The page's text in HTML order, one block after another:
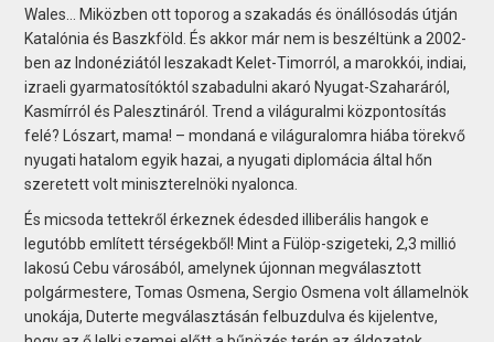
Wales… Miközben ott toporog a szakadás és önállósodás útján
Katalónia és Baszkföld. És akkor már nem is beszéltünk a 2002-
ben az Indonéziától leszakadt Kelet-Timorról, a marokkói, indiai,
izraeli gyarmatosítóktól szabadulni akaró Nyugat-Szaharáról,
Kasmírról és Palesztináról. Trend a világuralmi központosítás
felé? Lószart, mama! – mondaná e világuralomra hiába törekvő
nyugati hatalom egyik hazai, a nyugati diplomácia által hőn
szeretett volt miniszterelnöki nyalonca.
És micsoda tettekről érkeznek édesded illiberális hangok e
legutóbb említett térségekből! Mint a Fülöp-szigeteki, 2,3 millió
lakosú Cebu városából, amelynek újonnan megválasztott
polgármestere, Tomas Osmena, Sergio Osmena volt államelnök
unokája, Duterte megválasztásán felbuzdulva és kijelentve,